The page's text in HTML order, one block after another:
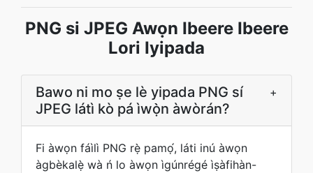
PNG si JPEG Awọn Ibeere Ibeere
Lori Iyipada
Bawo ni mo ṣe lè yipada PNG sí
JPEG látì kò pá ìwọ̀n àwòrán?
+
Fi àwọn fáìlì PNG rẹ̀ pamọ́, láti inú àwọn
àgbèkalẹ̀ wà ń lo àwọn ìgúnrégé ìṣàfihàn-